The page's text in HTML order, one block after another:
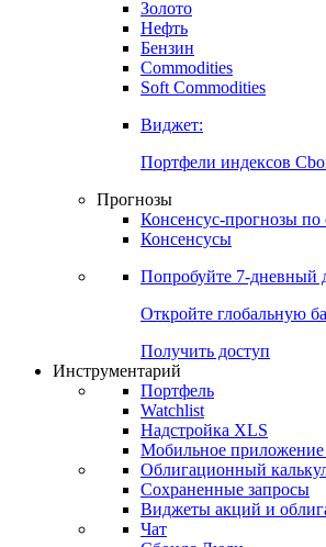
Карта процентных ставок
Commodities
Золото
Бензин
Soft Commodities
Виджет:
Портфели индексов
Прогнозы
Консенсусы
Попробуйте7-дневный
Откройте глобальную
Получить доступ
Инструментарий
Портфель
Watchlist
Надстройка XLS
Мобильное приложение